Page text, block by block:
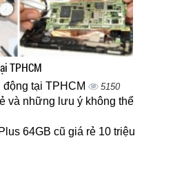
TPHCM
tại TPHCM 5150
và những lưu ý không thể
64GB cũ giá rẻ 10 triệu